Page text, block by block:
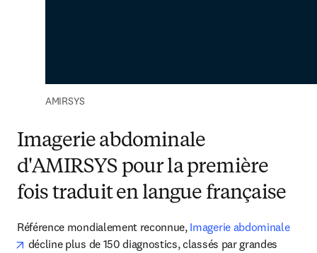
AMIRSYS
Imagerie abdominale
d'AMIRSYS pour la première
fois traduit en langue française
Référence mondialement reconnue, Imagerie abdominale
opens in new tab/window
décline plus de 150 diagnostics, classés par grandes